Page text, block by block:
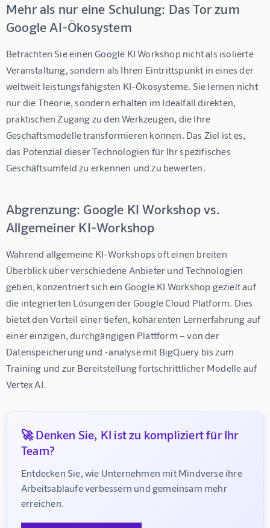
Mehr als nur eine Schulung: Das Tor zum
Google AI-Ökosystem
Betrachten Sie einen Google KI Workshop nicht als isolierte
Veranstaltung, sondern als Ihren Eintrittspunkt in eines der
weltweit leistungsfähigsten KI-Ökosysteme. Sie lernen nicht
nur die Theorie, sondern erhalten im Idealfall direkten,
praktischen Zugang zu den Werkzeugen, die Ihre
Geschäftsmodelle transformieren können. Das Ziel ist es,
das Potenzial dieser Technologien für Ihr spezifisches
Geschäftsumfeld zu erkennen und zu bewerten.
Abgrenzung: Google KI Workshop vs.
Allgemeiner KI-Workshop
Während allgemeine KI-Workshops oft einen breiten
Überblick über verschiedene Anbieter und Technologien
geben, konzentriert sich ein Google KI Workshop gezielt auf
die integrierten Lösungen der Google Cloud Platform. Dies
bietet den Vorteil einer tiefen, kohärenten Lernerfahrung auf
einer einzigen, durchgängigen Plattform – von der
Datenspeicherung und -analyse mit BigQuery bis zum
Training und zur Bereitstellung fortschrittlicher Modelle auf
Vertex AI.
🚀 Denken Sie, KI ist zu kompliziert für Ihr
Team?
Entdecken Sie, wie Unternehmen mit Mindverse ihre
Arbeitsabläufe verbessern und gemeinsam mehr
erreichen.